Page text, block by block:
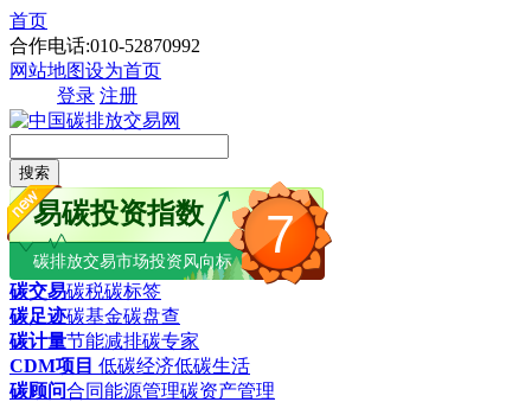
首页
合作电话:010-52870992
网站地图设为首页
登录 注册
搜索
7
易碳投资指数
碳排放交易市场投资风向标
碳交易碳税碳标签
碳足迹碳基金碳盘查
碳计量节能减排碳专家
CDM项目 低碳经济低碳生活
碳顾问合同能源管理碳资产管理